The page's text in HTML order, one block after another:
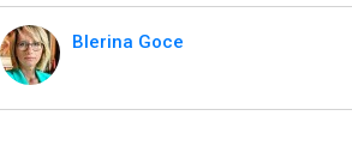
Blerina Goce